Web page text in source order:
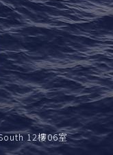
12樓06室